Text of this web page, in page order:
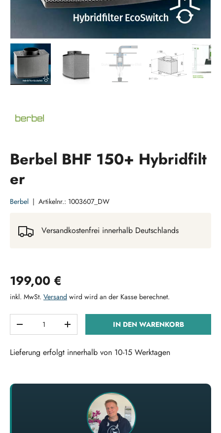
Berbel BHF 150+ Hybridfilt
er
Berbel | Artikelnr.: 1003607_DW
Versandkostenfrei innerhalb Deutschlands
Normaler Preis
199,00 €
inkl. MwSt. Versand wird wird an der Kasse berechnet.
MENGE VERRINGERNMENGE ERHÖHENIN DEN WARENKORB
Lieferung erfolgt innerhalb von 10-15 Werktagen